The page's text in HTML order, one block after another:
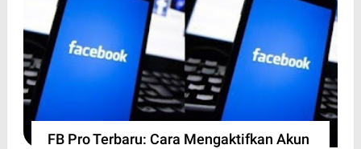
FB Pro Terbaru: Cara Mengaktifkan Akun